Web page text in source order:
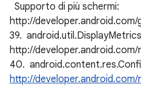
Supporto di più schermi:
http://
39.
http://
40.
http://